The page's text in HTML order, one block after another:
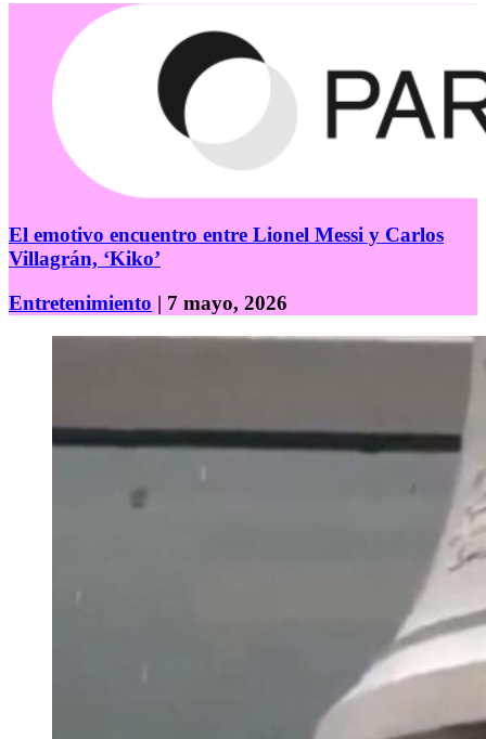
El emotivo encuentro entre Lionel Messi y Carlos
Villagrán, ‘Kiko’
Entretenimiento | 7 mayo, 2026